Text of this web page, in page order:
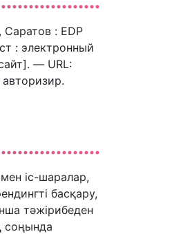
: EDP
: электронный
— URL:
іс-шаралар,
басқару,
тәжірибеден
соңында